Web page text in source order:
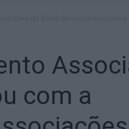
com a